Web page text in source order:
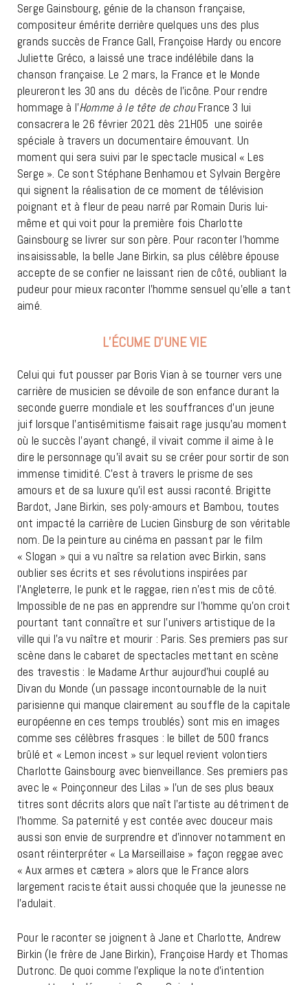
Serge Gainsbourg, génie de la chanson française,
compositeur émérite derrière quelques uns des plus
grands succès de France Gall, Françoise Hardy ou encore
Juliette Gréco, a laissé une trace indélébile dans la
chanson française. Le 2 mars, la France et le Monde
pleureront les 30 ans du décès de l’icône. Pour rendre
hommage à l’Homme à le tête de chouFrance 3 lui
consacrera le 26 février 2021 dès 21H05 une soirée
spéciale à travers un documentaire émouvant. Un
moment qui sera suivi par le spectacle musical « Les
Serge ». Ce sont Stéphane Benhamou et Sylvain Bergère
qui signent la réalisation de ce moment de télévision
poignant et à fleur de peau narré par Romain Duris lui-
même et qui voit pour la première fois Charlotte
Gainsbourg se livrer sur son père. Pour raconter l’homme
insaisissable, la belle Jane Birkin, sa plus célèbre épouse
accepte de se confier ne laissant rien de côté, oubliant la
pudeur pour mieux raconter l’homme sensuel qu’elle a tant
aimé.
L’ÉCUME D’UNE VIE
Celui qui fut pousser par Boris Vian à se tourner vers une
carrière de musicien se dévoile de son enfance durant la
seconde guerre mondiale et les souffrances d’un jeune
juif lorsque l’antisémitisme faisait rage jusqu’au moment
où le succès l’ayant changé, il vivait comme il aime à le
dire le personnage qu’il avait su se créer pour sortir de son
immense timidité. C’est à travers le prisme de ses
amours et de sa luxure qu’il est aussi raconté. Brigitte
Bardot, Jane Birkin, ses poly-amours et Bambou, toutes
ont impacté la carrière de Lucien Ginsburg de son véritable
nom. De la peinture au cinéma en passant par le film
« Slogan » qui a vu naître sa relation avec Birkin, sans
oublier ses écrits et ses révolutions inspirées par
l’Angleterre, le punk et le raggae, rien n’est mis de côté.
Impossible de ne pas en apprendre sur l’homme qu’on croit
pourtant tant connaître et sur l’univers artistique de la
ville qui l’a vu naître et mourir : Paris. Ses premiers pas sur
scène dans le cabaret de spectacles mettant en scène
des travestis : le Madame Arthur aujourd’hui couplé au
Divan du Monde (un passage incontournable de la nuit
parisienne qui manque clairement au souffle de la capitale
européenne en ces temps troublés) sont mis en images
comme ses célèbres frasques : le billet de 500 francs
brûlé et « Lemon incest » sur lequel revient volontiers
Charlotte Gainsbourg avec bienveillance. Ses premiers pas
avec le « Poinçonneur des Lilas » l’un de ses plus beaux
titres sont décrits alors que naît l’artiste au détriment de
l’homme. Sa paternité y est contée avec douceur mais
aussi son envie de surprendre et d’innover notamment en
osant réinterpréter « La Marseillaise » façon reggae avec
« Aux armes et cætera » alors que le France alors
largement raciste était aussi choquée que la jeunesse ne
l’adulait.
Pour le raconter se joignent à Jane et Charlotte, Andrew
Birkin (le frère de Jane Birkin), Françoise Hardy et Thomas
Dutronc. De quoi comme l’explique la note d’intention